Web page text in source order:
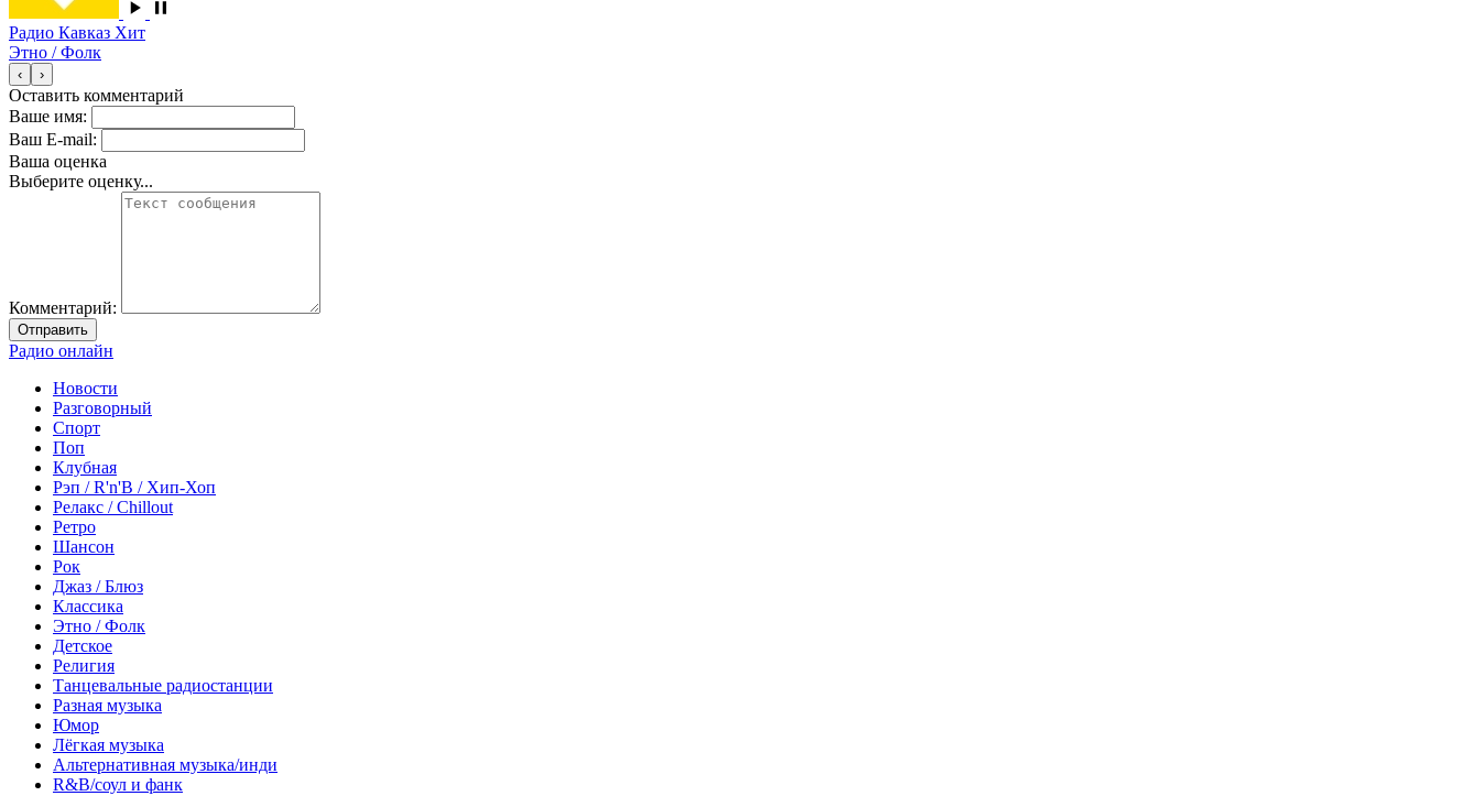
Радио Кавказ Хит
Этно / Фолк
‹ ›
Оставить комментарий
Ваше имя:
Ваш E-mail:
Ваша оценка
Выберите оценку...
Комментарий:
Отправить
Радио онлайн
Новости
Разговорный
Спорт
Поп
Клубная
Рэп / R'n'B / Хип-Хоп
Релакс / Chillout
Ретро
Шансон
Рок
Джаз / Блюз
Классика
Этно / Фолк
Детское
Религия
Танцевальные радиостанции
Разная музыка
Юмор
Лёгкая музыка
Альтернативная музыка/инди
R&B/cоул и фанк